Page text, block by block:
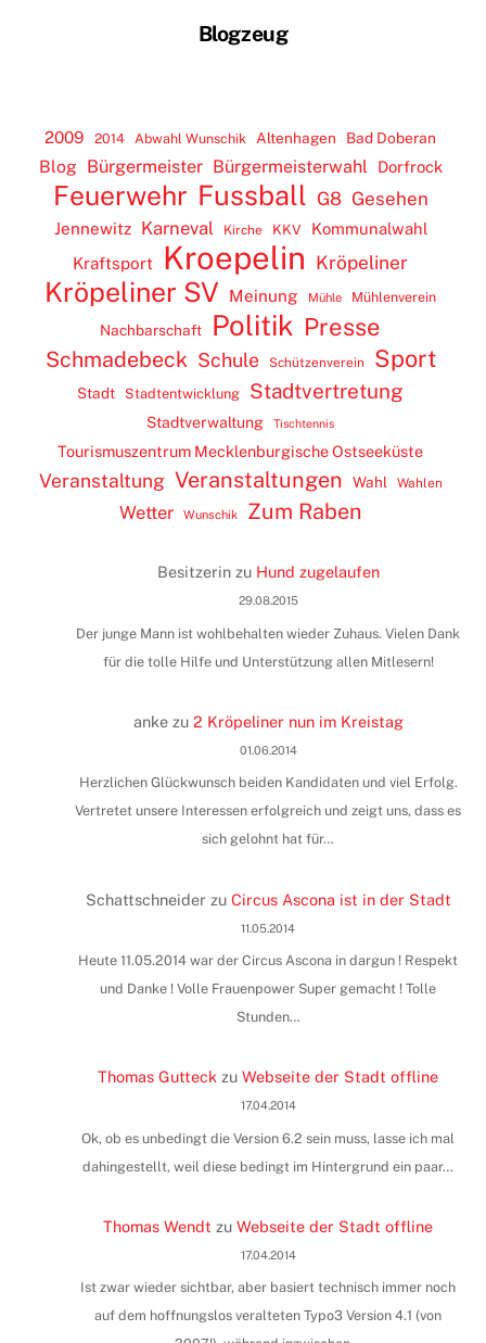
Blogzeug
2009 2014 Abwahl Wunschik Altenhagen Bad Doberan
Blog Bürgermeister Bürgermeisterwahl Dorfrock
Feuerwehr Fussball G8 Gesehen
Jennewitz Karneval Kirche KKV
Kommunalwahl
Kraftsport
Kroepelin Kröpeliner
Kröpeliner SV Meinung Mühle Mühlenverein
Nachbarschaft Politik Presse
Schmadebeck Schule Schützenverein Sport
Stadt Stadtentwicklung Stadtvertretung
Stadtverwaltung Tischtennis
Tourismuszentrum Mecklenburgische Ostseeküste
Veranstaltung Veranstaltungen Wahl Wahlen
Wetter Wunschik Zum Raben
Besitzerinzu Hund zugelaufen
29.08.2015
Der junge Mann ist wohlbehalten wieder Zuhaus. Vielen Dank
für die tolle Hilfe und Unterstützung allen Mitlesern!
ankezu 2 Kröpeliner nun im Kreistag
01.06.2014
Herzlichen Glückwunsch beiden Kandidaten und viel Erfolg.
Vertretet unsere Interessen erfolgreich und zeigt uns, dass es
sich gelohnt hat für…
Schattschneider zu Circus Ascona ist in der Stadt
11.05.2014
Heute 11.05.2014 war der Circus Ascona in dargun ! Respekt
und Danke ! Volle Frauenpower Super gemacht ! Tolle
Stunden…
Thomas Gutteck zuWebseite der Stadt offline
17.04.2014
Ok, ob es unbedingt die Version 6.2 sein muss, lasse ich mal
dahingestellt, weil diese bedingt im Hintergrund ein paar…
Thomas Wendt zuWebseite der Stadt offline
17.04.2014
Ist zwar wieder sichtbar, aber basiert technisch immer noch
auf dem hoffnungslos veralteten Typo3 Version 4.1 (von